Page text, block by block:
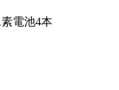
電池4本